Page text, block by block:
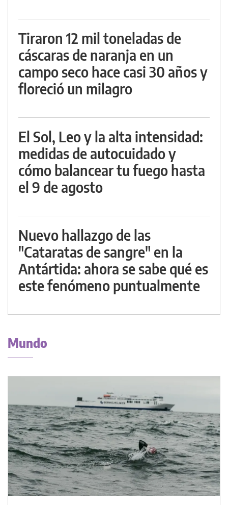
Tiraron 12 mil toneladas de
cáscaras de naranja en un
campo seco hace casi 30 años y
floreció un milagro
El Sol, Leo y la alta intensidad:
medidas de autocuidado y
cómo balancear tu fuego hasta
el 9 de agosto
Nuevo hallazgo de las
"Cataratas de sangre" en la
Antártida: ahora se sabe qué es
este fenómeno puntualmente
Mundo